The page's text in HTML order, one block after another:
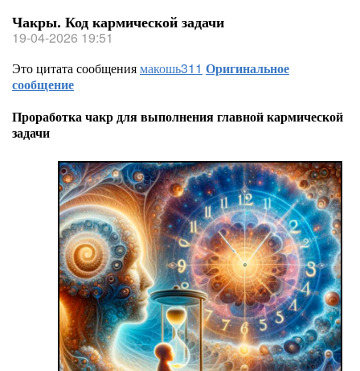
Чакры. Код кармической задачи
19-04-2026 19:51
Это цитата сообщениямакошь311 Оригинальное
сообщение
Проработка чакр для выполнения главной кармической
задачи